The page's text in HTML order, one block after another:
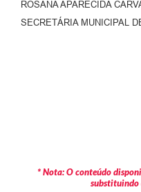
ROSANA APARECIDA
SECRETÁRIA MUNICIPAL
* Nota: O conteúdo